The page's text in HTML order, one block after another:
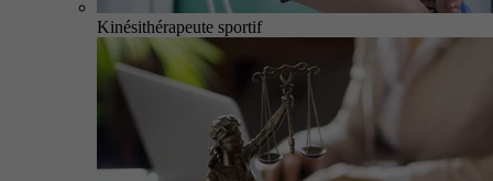
Kinésithérapeute sportif